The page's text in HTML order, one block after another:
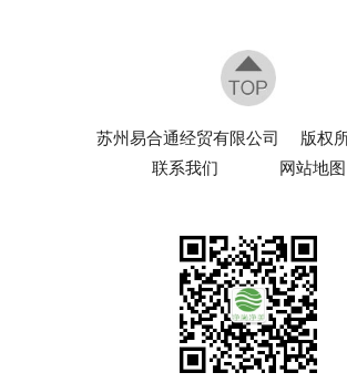
苏州易合通经贸有限公司
版权
联系我们
网站地图